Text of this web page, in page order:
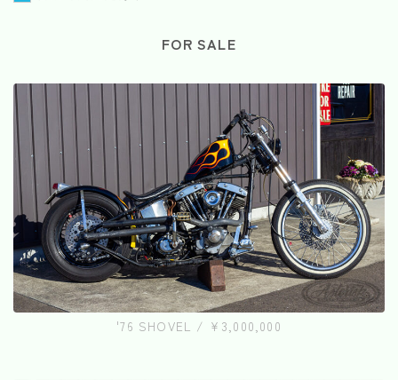
FOR SALE
'76 SHOVEL / ¥3,000,000